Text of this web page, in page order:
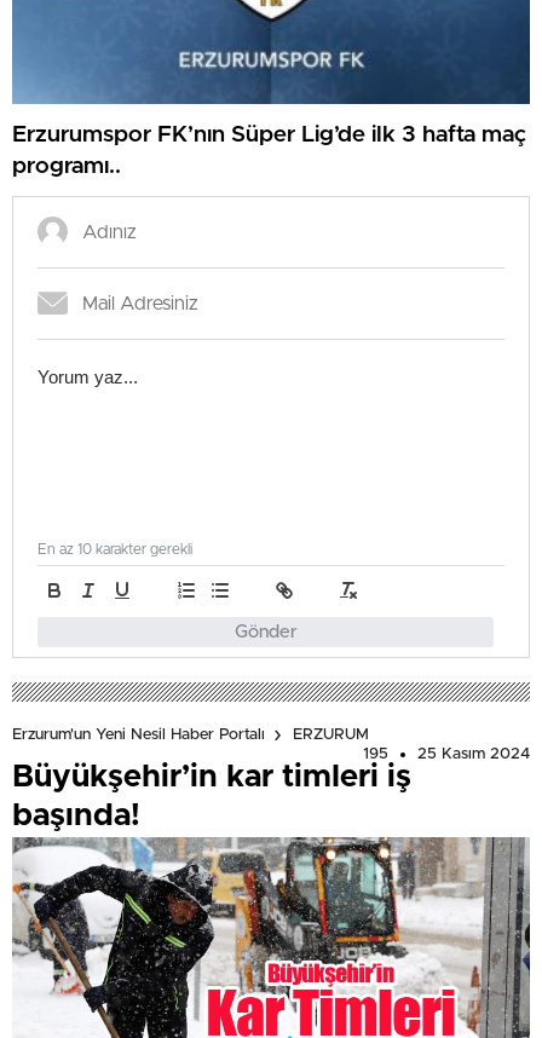
Erzurumspor FK’nın Süper Lig’de ilk 3 hafta maç
programı..
Gönder
En az 10 karakter gerekli
Erzurum'un Yeni Nesil Haber Portalı
ERZURUM
195
25 Kasım 2024
Büyükşehir’in kar timleri iş
başında!